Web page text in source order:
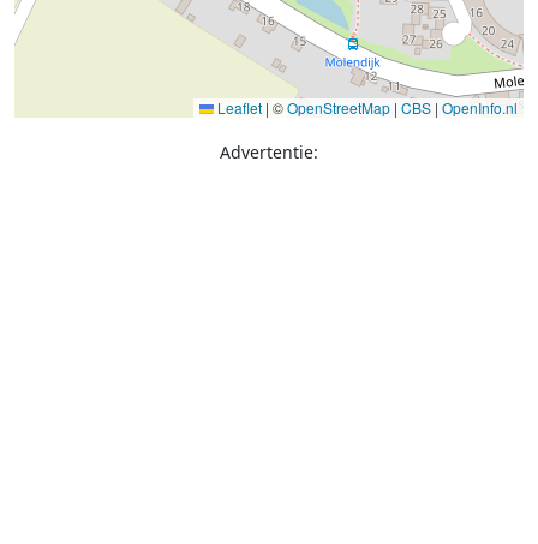
Leaflet | ©OpenStreetMap | CBS | OpenInfo.nl
Advertentie: